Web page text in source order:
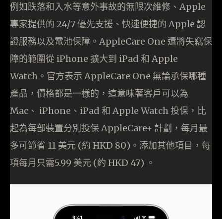
例如跌落和入水等意外事故的無限次維修、Apple
專家提供的 24/7 優先支援、快速便捷的 Apple 認
證服務以及電池保障。AppleCare One 還將失竊保
障的範圍從 iPhone 擴大到 iPad 和 Apple
Watch。官方表示 AppleCare One 無論承保哪種
產品，價格都是一樣的，這意味著客戶可以為
Mac、 iPhone、iPad 和 Apple Watch 投保，比
起為每部裝置分別投保 AppleCare+ 計劃，每月最
多可節省 11 美元 (約 HKD 80)。添加其他項目，每
項每月只需5.99 美元 (約 HKD 47) 。